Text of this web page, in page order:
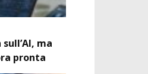
ma
pronta